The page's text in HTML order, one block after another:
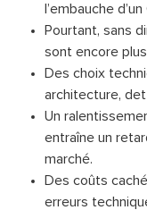
l’embauche
Pourtant, sans
sont encore
Des choix
architecture,
Un
entraîne un
marché.
Des coûts
erreurs